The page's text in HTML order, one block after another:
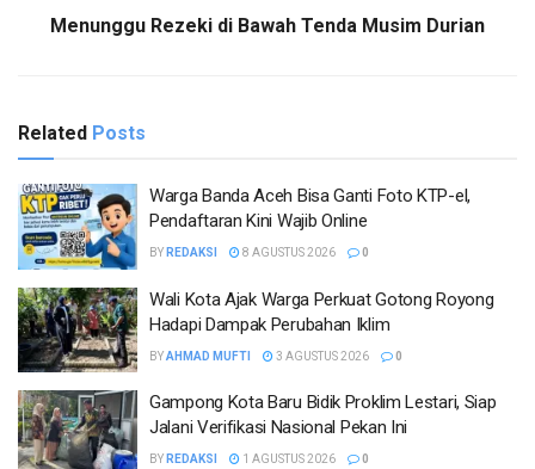
Menunggu Rezeki di Bawah Tenda Musim Durian
Related Posts
Warga Banda Aceh Bisa Ganti Foto KTP-el,
Pendaftaran Kini Wajib Online
BY REDAKSI 8 AGUSTUS 2026 0
Wali Kota Ajak Warga Perkuat Gotong Royong
Hadapi Dampak Perubahan Iklim
BYAHMAD MUFTI 3 AGUSTUS 2026 0
Gampong Kota Baru Bidik Proklim Lestari, Siap
Jalani Verifikasi Nasional Pekan Ini
BY REDAKSI 1 AGUSTUS 2026 0